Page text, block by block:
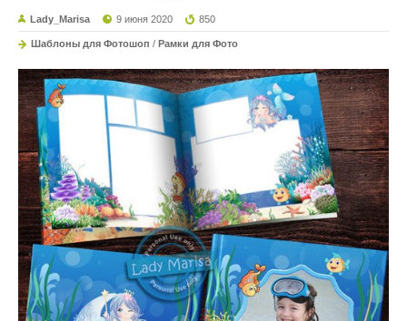
Lady_Marisa 9 июня 2020 850
Шаблоны для Фотошоп / Рамки для Фото